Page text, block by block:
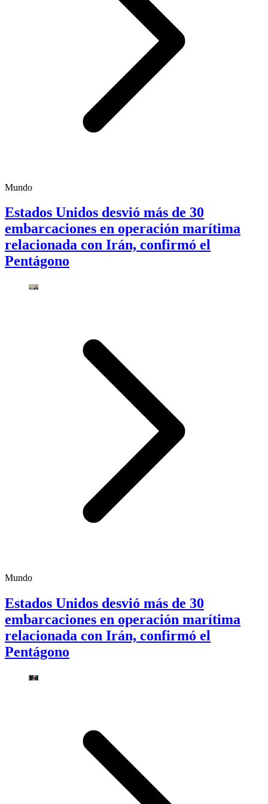
Mundo
Estados Unidos desvió más de 30
embarcaciones en operación marítima
relacionada con Irán, confirmó el
Pentágono
Mundo
Estados Unidos desvió más de 30
embarcaciones en operación marítima
relacionada con Irán, confirmó el
Pentágono